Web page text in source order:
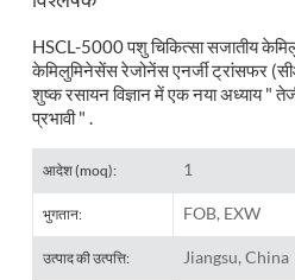
HSCL-5000 पशु चिकित्सा सजातीय
केमिलुमिनेसेंस रेजोनेंस एनर्जी ट्रांसफर
शुष्क रसायन विज्ञान में एक नया अध्याय "
प्रभावी " .
आदेश (moq): 1
भुगतान: FOB, EXW
उत्पाद की उत्पत्ति: Jiangsu, China